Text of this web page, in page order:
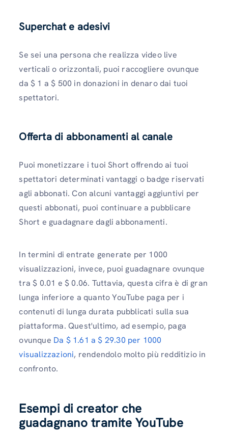
Superchat e adesivi
Se sei una persona che realizza video live
verticali o orizzontali, puoi raccogliere ovunque
da $ 1 a $ 500 in donazioni in denaro dai tuoi
spettatori.
Offerta di abbonamenti al canale
Puoi monetizzare i tuoi Short offrendo ai tuoi
spettatori determinati vantaggi o badge riservati
agli abbonati. Con alcuni vantaggi aggiuntivi per
questi abbonati, puoi continuare a pubblicare
Short e guadagnare dagli abbonamenti.
In termini di entrate generate per 1000
visualizzazioni, invece, puoi guadagnare ovunque
tra $ 0.01 e $ 0.06. Tuttavia, questa cifra è di gran
lunga inferiore a quanto YouTube paga per i
contenuti di lunga durata pubblicati sulla sua
piattaforma. Quest'ultimo, ad esempio, paga
ovunque Da $ 1.61 a $ 29.30 per 1000
visualizzazioni, rendendolo molto più redditizio in
confronto.
Esempi di creator che
guadagnano tramite YouTube